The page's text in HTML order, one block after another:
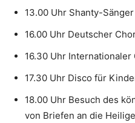
13.00 Uhr Shanty-
16.00 Uhr Deutscher
16.30 Uhr Internationaler
17.30 Uhr Disco für
18.00 Uhr Besuch des
von Briefen an die